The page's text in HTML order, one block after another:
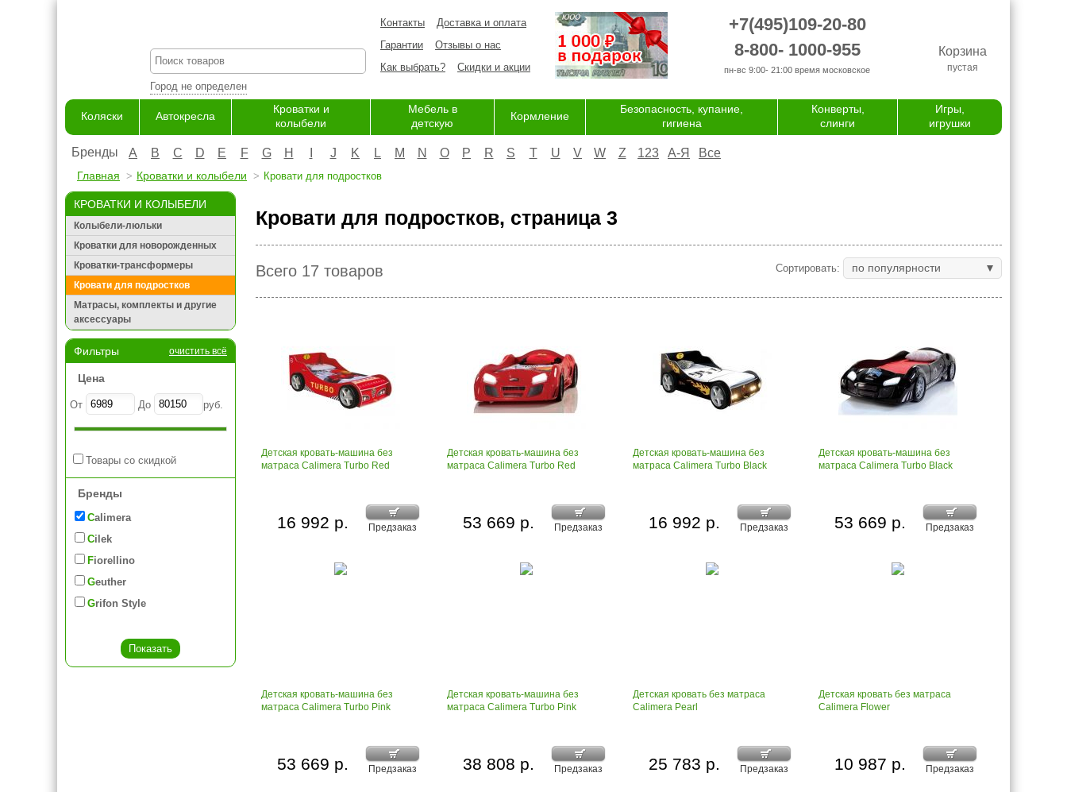
Город не определен
Контакты
Доставка и оплата
Гарантии
Отзывы о нас
Как выбрать?
Скидки и акции
+7(495)109-20-80
8-800- 1000-955
пн-вс 9:00- 21:00 время московское
Корзина
пустая
Коляски Автокресла
Кроватки и
колыбели
Мебель в
детскую
Кормление
Безопасность, купание,
гигиена
Конверты,
слинги
Игры,
игрушки
Бренды A B C D E F G H J K L M N O P R S T U V W Z 123 А-Я Все
Главная Кроватки и колыбели Кровати для подростков
КРОВАТКИ И КОЛЫБЕЛИ
Колыбели-люльки
Кроватки для новорожденных
Кроватки-трансформеры
Кровати для подростков
Матрасы, комплекты и другие
аксессуары
Фильтры очистить всё
Цена
От До руб.
Товары со скидкой
Бренды
Calimera
Cilek
Fiorellino
Geuther
Grifon Style
Кровати для подростков, страница 3
Всего 17 товаров Сортировать: по популярности
Детская кровать-машина без
матраса Calimera Turbo Red
Предзаказ
16 992 р.
Детская кровать-машина без
матраса Calimera Turbo Red
Предзаказ
53 669 р.
Детская кровать-машина без
матраса Calimera Turbo Black
Предзаказ
16 992 р.
Детская кровать-машина без
матраса Calimera Turbo Black
Предзаказ
53 669 р.
Детская кровать-машина без
матраса Calimera Turbo Pink
Предзаказ
53 669 р.
Детская кровать-машина без
матраса Calimera Turbo Pink
Предзаказ
38 808 р.
Детская кровать без матраса
Calimera Pearl
Предзаказ
25 783 р.
Детская кровать без матраса
Calimera Flower
Предзаказ
10 987 р.